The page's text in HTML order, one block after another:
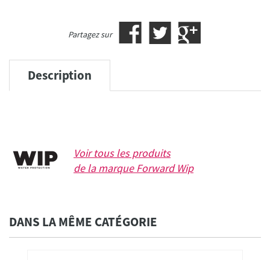
Partagez sur
Description
Voir tous les produits
de la marqueForward Wip
DANS LA MÊME CATÉGORIE